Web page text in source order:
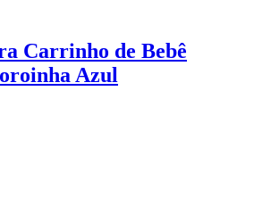
Carrinho de Bebê
Azul